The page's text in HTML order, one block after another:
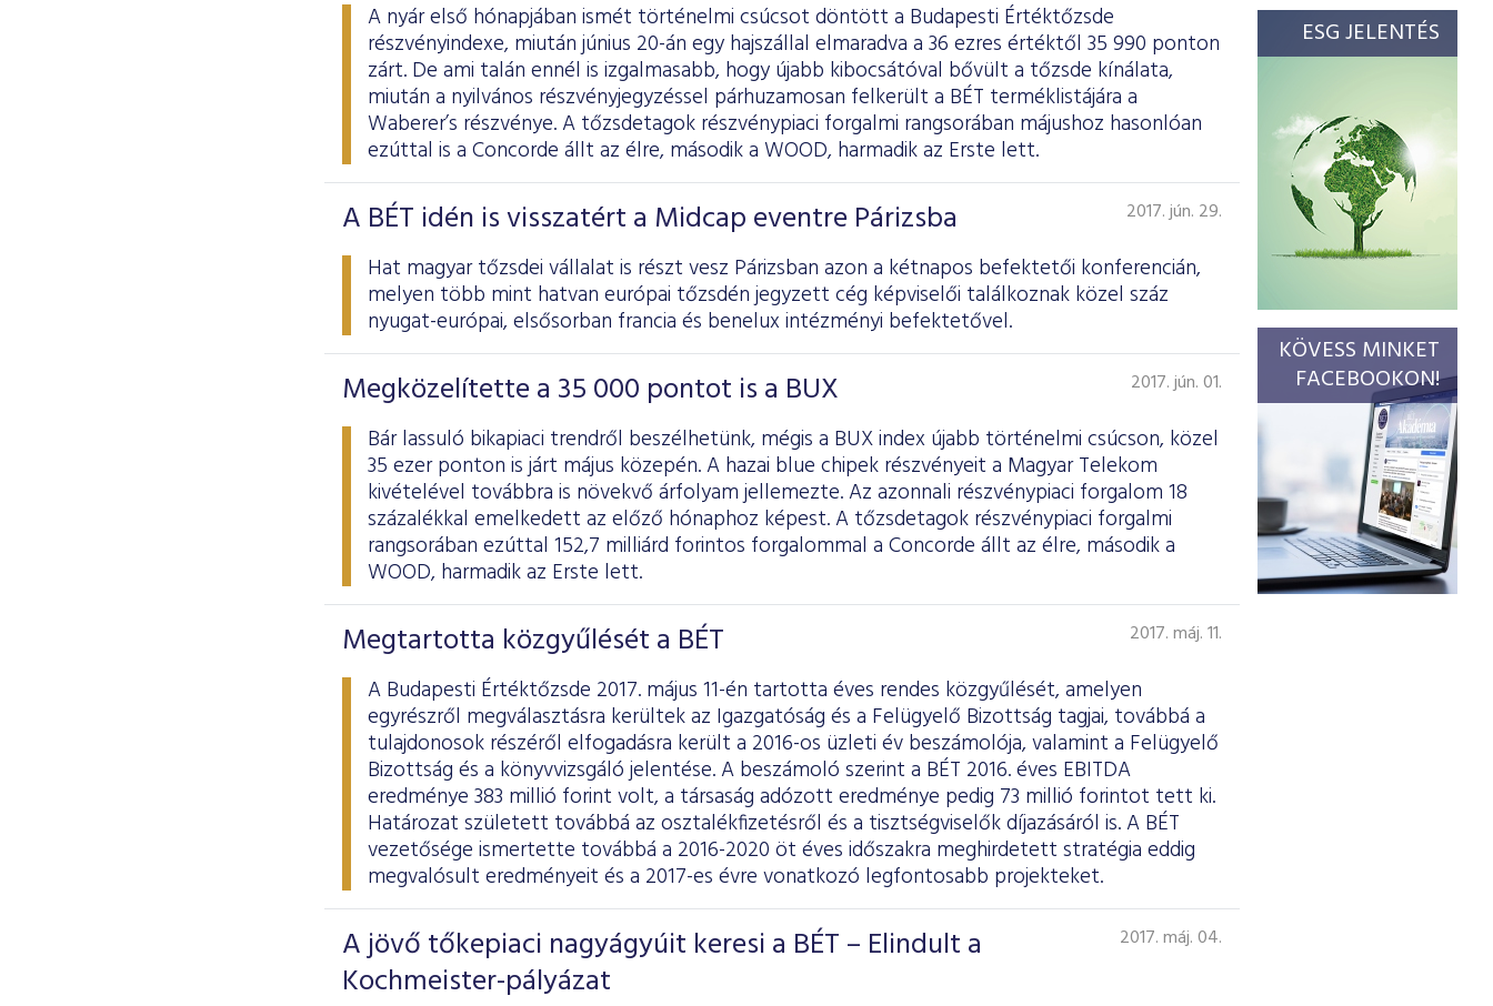
A nyár első hónapjában ismét történelmi csúcsot döntött a Budapesti Értéktőzsde
részvényindexe, miután június 20-án egy hajszállal elmaradva a 36 ezres értéktől 35 990 ponton
zárt. De ami talán ennél is izgalmasabb, hogy újabb kibocsátóval bővült a tőzsde kínálata,
miután a nyilvános részvényjegyzéssel párhuzamosan felkerült a BÉT terméklistájára a
Waberer’s részvénye. A tőzsdetagok részvénypiaci forgalmi rangsorában májushoz hasonlóan
ezúttal is a Concorde állt az élre, második a WOOD, harmadik az Erste lett.
A BÉT idén is visszatért a Midcap eventre Párizsba 2017. jún. 29.
Hat magyar tőzsdei vállalat is részt vesz Párizsban azon a kétnapos befektetői konferencián,
melyen több mint hatvan európai tőzsdén jegyzett cég képviselői találkoznak közel száz
nyugat-európai, elsősorban francia és benelux intézményi befektetővel.
Megközelítette a 35 000 pontot is a BUX 2017. jún. 01.
Bár lassuló bikapiaci trendről beszélhetünk, mégis a BUX index újabb történelmi csúcson, közel
35 ezer ponton is járt május közepén. A hazai blue chipek részvényeit a Magyar Telekom
kivételével továbbra is növekvő árfolyam jellemezte. Az azonnali részvénypiaci forgalom 18
százalékkal emelkedett az előző hónaphoz képest. A tőzsdetagok részvénypiaci forgalmi
rangsorában ezúttal 152,7 milliárd forintos forgalommal a Concorde állt az élre, második a
WOOD, harmadik az Erste lett.
Megtartotta közgyűlését a BÉT 2017. máj. 11.
A Budapesti Értéktőzsde 2017. május 11-én tartotta éves rendes közgyűlését, amelyen
egyrészről megválasztásra kerültek az Igazgatóság és a Felügyelő Bizottság tagjai, továbbá a
tulajdonosok részéről elfogadásra került a 2016-os üzleti év beszámolója, valamint a Felügyelő
Bizottság és a könyvvizsgáló jelentése. A beszámoló szerint a BÉT 2016. éves EBITDA
eredménye 383 millió forint volt, a társaság adózott eredménye pedig 73 millió forintot tett ki.
Határozat született továbbá az osztalékfizetésről és a tisztségviselők díjazásáról is. A BÉT
vezetősége ismertette továbbá a 2016-2020 öt éves időszakra meghirdetett stratégia eddig
megvalósult eredményeit és a 2017-es évre vonatkozó legfontosabb projekteket.
A jövő tőkepiaci nagyágyúit keresi a BÉT – Elindult a
Kochmeister-pályázat
2017. máj. 04.
ESG JELENTÉS
KÖVESS MINKET
FACEBOOKON!